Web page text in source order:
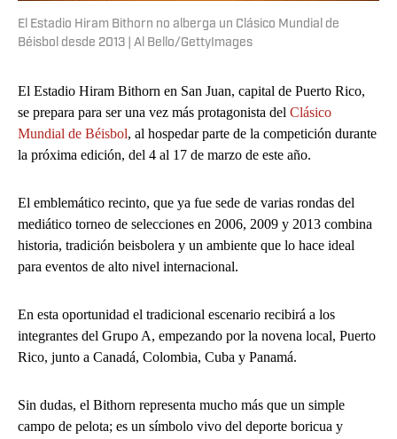
El Estadio Hiram Bithorn no alberga un Clásico Mundial de
Béisbol desde 2013 | Al Bello/GettyImages
El Estadio Hiram Bithorn en San Juan, capital de Puerto Rico,
se prepara para ser una vez más protagonista del Clásico
Mundial de Béisbol, al hospedar parte de la competición durante
la próxima edición, del 4 al 17 de marzo de este año.
El emblemático recinto, que ya fue sede de varias rondas del
mediático torneo de selecciones en 2006, 2009 y 2013 combina
historia, tradición beisbolera y un ambiente que lo hace ideal
para eventos de alto nivel internacional.
En esta oportunidad el tradicional escenario recibirá a los
integrantes del Grupo A, empezando por la novena local, Puerto
Rico, junto a Canadá, Colombia, Cuba y Panamá.
Sin dudas, el Bithorn representa mucho más que un simple
campo de pelota; es un símbolo vivo del deporte boricua y